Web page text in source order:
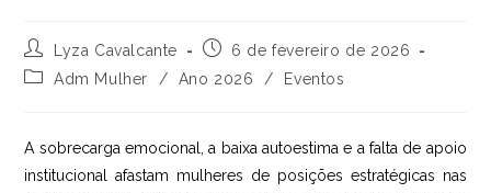
Autor
do
post:
Lyza Cavalcante
Post
publicado:
6 de fevereiro de 2026
Categoria
Adm Mulher / Ano 2026 / Eventos
A sobrecarga emocional, a baixa autoestima e a falta de apoio
institucional afastam mulheres de posições estratégicas nas